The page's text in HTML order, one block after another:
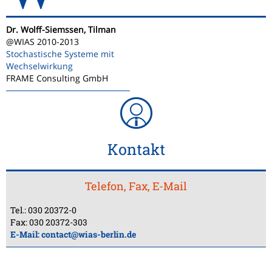
Dr. Wolff-Siemssen, Tilman
@WIAS 2010-2013
Stochastische Systeme mit
Wechselwirkung
FRAME Consulting GmbH
Kontakt
Telefon, Fax, E-Mail
Tel.: 030 20372-0
Fax: 030 20372-303
E-Mail:contact@wias-berlin.de